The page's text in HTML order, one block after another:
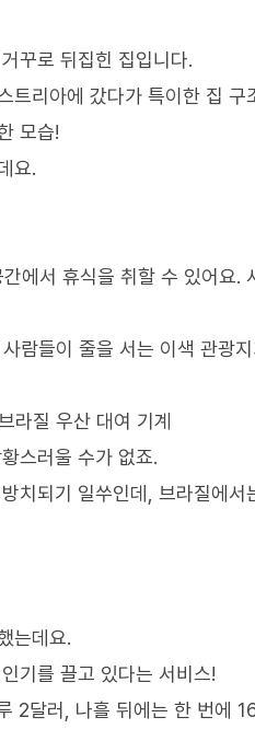
꾸로 뒤집힌 집입니다.
트리아에 갔다가 특이한 집
모습!
요.
에서 휴식을 취할 수 있어요.
람들이 줄을 서는 이색 관광
라질 우산 대여 기계
스러울 수가 없죠.
치되기 일쑤인데, 브라질에
는데요.
기를 끌고 있다는 서비스!
2달러, 나흘 뒤에는 한 번에